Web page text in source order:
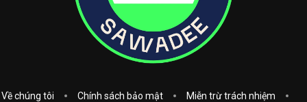
Về chúng tôi Chính sách bảo mật
Miễn trừ trách nhiệm